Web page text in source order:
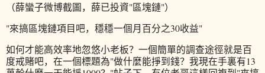
（薛蠻子微博截圖，薛已投資"區塊鏈"）
"來搞區塊鏈項目吧，穩穩一個月百分之30收益"
如何才能高效率地忽悠小老板？一個簡單的調查途徑就是百
度戒賭吧，在一個標題為"做什麼能掙到錢？我現在手裏有13